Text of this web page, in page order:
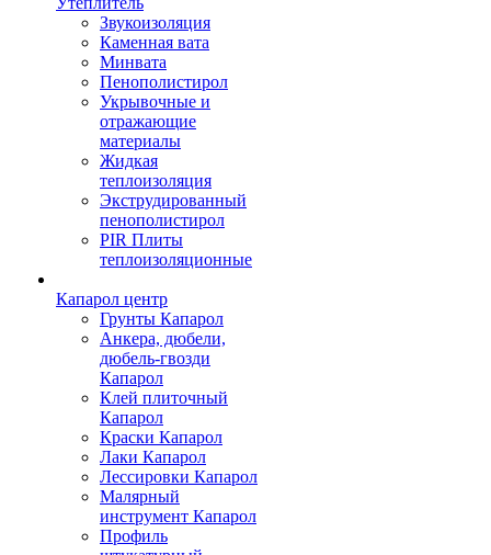
Звукоизоляция
Каменная вата
Минвата
Пенополистирол
Укрывочные и
отражающие
материалы
Жидкая
теплоизоляция
Экструдированный
пенополистирол
PIR Плиты
теплоизоляционные
Капарол центр
Грунты Капарол
Анкера, дюбели,
дюбель-гвозди
Капарол
Клей плиточный
Капарол
Краски Капарол
Лаки Капарол
Лессировки Капарол
Малярный
инструмент Капарол
Профиль